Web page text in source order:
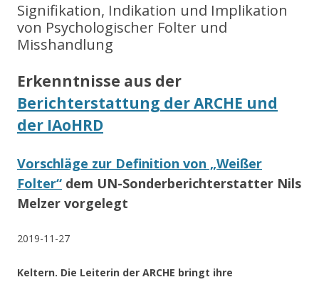
Signifikation, Indikation und Implikation
von Psychologischer Folter und
Misshandlung
Erkenntnisse aus der
Berichterstattung der ARCHE und
der IAoHRD
Vorschläge zur Definition von „Weißer
Folter“ dem UN-Sonderberichterstatter Nils
Melzer vorgelegt
2019-11-27
Keltern. Die Leiterin der ARCHE bringt ihre